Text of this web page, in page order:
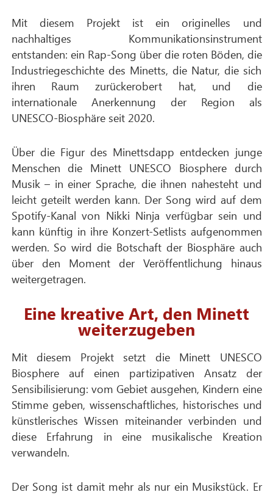
Mit diesem Projekt ist ein originelles und
nachhaltiges Kommunikationsinstrument
entstanden: ein Rap-Song über die roten Böden, die
Industriegeschichte des Minetts, die Natur, die sich
ihren Raum zurückerobert hat, und die
internationale Anerkennung der Region als
UNESCO-Biosphäre seit 2020.
Über die Figur des Minettsdapp entdecken junge
Menschen die Minett UNESCO Biosphere durch
Musik – in einer Sprache, die ihnen nahesteht und
leicht geteilt werden kann. Der Song wird auf dem
Spotify-Kanal von Nikki Ninja verfügbar sein und
kann künftig in ihre Konzert-Setlists aufgenommen
werden. So wird die Botschaft der Biosphäre auch
über den Moment der Veröffentlichung hinaus
weitergetragen.
Eine kreative Art, den Minett
weiterzugeben
Mit diesem Projekt setzt die Minett UNESCO
Biosphere auf einen partizipativen Ansatz der
Sensibilisierung: vom Gebiet ausgehen, Kindern eine
Stimme geben, wissenschaftliches, historisches und
künstlerisches Wissen miteinander verbinden und
diese Erfahrung in eine musikalische Kreation
verwandeln.
Der Song ist damit mehr als nur ein Musikstück. Er